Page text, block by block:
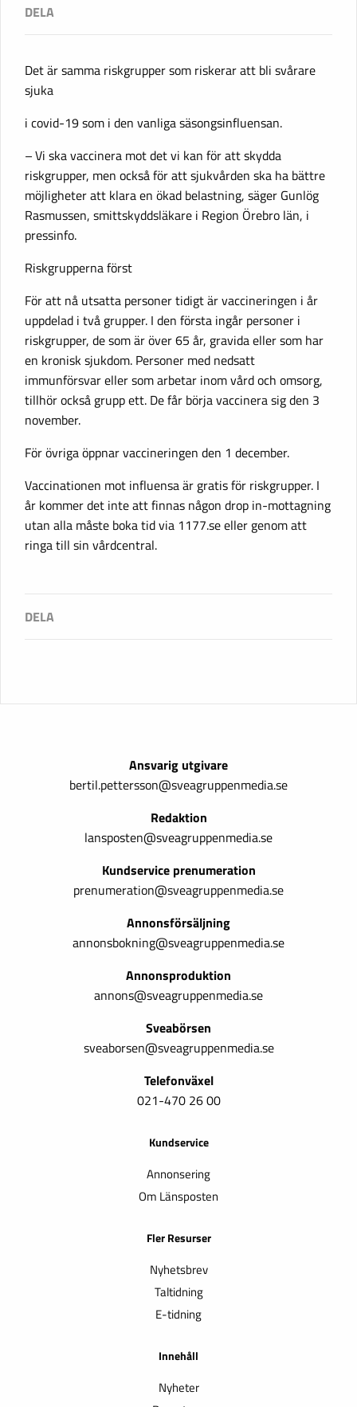
Det är samma riskgrupper som riskerar att bli svårare
sjuka
i covid-19 som i den vanliga säsongsinfluensan­.
– Vi ska vaccinera mot det vi kan för att skydda
riskgrupper, men också för att sjukvården ska ha bättre
möjligheter att klara en ökad belastning, säger­ Gunlög
Rasmussen, smittskyddsläkare i Region Örebro län, i
pressinfo.
Riskgrupperna först
För att nå utsatta personer tidigt är vaccineringen i år
uppdelad i två grupper. I den första ingår personer i
riskgrupper, de som är över 65 år, gravida eller som har
en kronisk sjukdom. Personer med nedsatt
immunförsvar eller som arbetar inom vård och omsorg,
tillhör också grupp ett. De får börja vaccinera sig den 3
november.
För övriga öppnar vaccineringen den 1 december.
Vaccinationen mot influensa­ är gratis för riskgrupper. I
år kommer det inte att finnas någon­ drop in-mottagning
utan alla måste boka tid via 1177.se eller genom att
ringa till sin vårdcentral.
Ansvarig utgivare
bertil.pettersson@sveagruppenmedia.se
Redaktion
lansposten@sveagruppenmedia.se
Kundservice prenumeration
prenumeration@sveagruppenmedia.se
Annonsförsäljning
annonsbokning@sveagruppenmedia.se
Annonsproduktion
annons@sveagruppenmedia.se
Sveabörsen
sveaborsen@sveagruppenmedia.se
Telefonväxel
021-470 26 00
Kundservice
Annonsering
Om Länsposten
Fler Resurser
Nyhetsbrev
Taltidning
E-tidning
Innehåll
Nyheter